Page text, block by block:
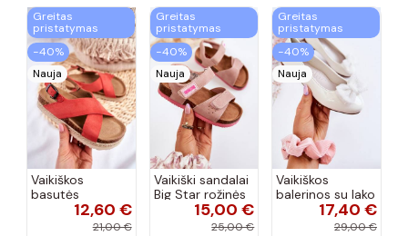
Greitas
pristatymas
−40%
Nauja
Vaikiškos
basutės
koralinės12,60 €
21,00 €
Greitas
pristatymas
−40%
Nauja
Vaikiški sandalai
Big Star rožinės
spalvos15,00 €
25,00 €
Greitas
pristatymas
−40%
Nauja
Vaikiškos
balerinos su lako
efektu ir
kaspinais baltos
17,40 €
29,00 €